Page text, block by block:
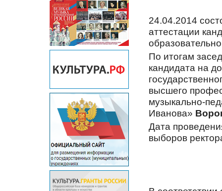
24.04.2014
аттестации
По итогам
кандидата на
высшего
музыкально-
Иванова»
Дата
выборов